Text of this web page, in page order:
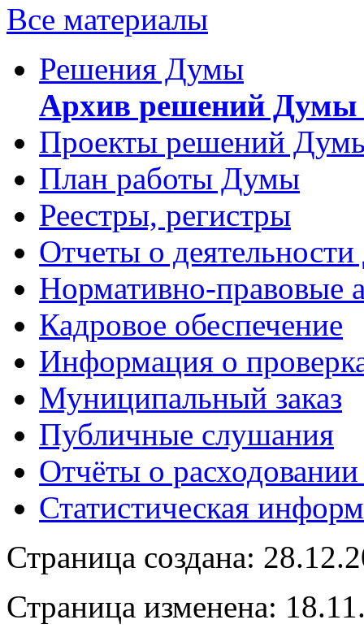
Все материалы
Решения Думы
Архив решений Думы
Проекты решений
План работы Думы
Реестры, регистры
Отчеты о
Нормативно-правовые
Кадровое обеспечение
Информация о
Муниципальный заказ
Публичные слушания
Отчёты о
Статистическая
Страница создана:
Страница изменена: